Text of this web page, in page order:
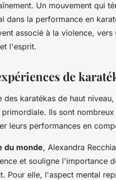
Un mouvement qui
dans la performance en
associé à la violence,
l'esprit.
de
des karatékas de haut
primordiale. Ils sont
leurs performances en
du monde, Alexandra
et souligne l'importance
Pour elle, l'aspect mental